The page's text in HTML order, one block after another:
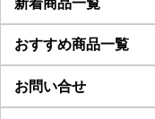
新着商品一覧
おすすめ商品一覧
お問い合せ